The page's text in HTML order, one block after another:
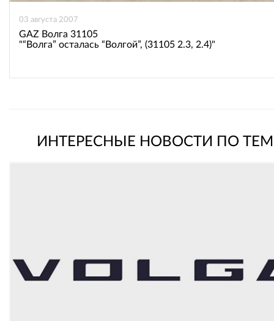
03 августа 2007
GAZ Волга 31105
"“Волга” осталась “Волгой”, (31105 2.3, 2.4)"
ИНТЕРЕСНЫЕ НОВОСТИ ПО